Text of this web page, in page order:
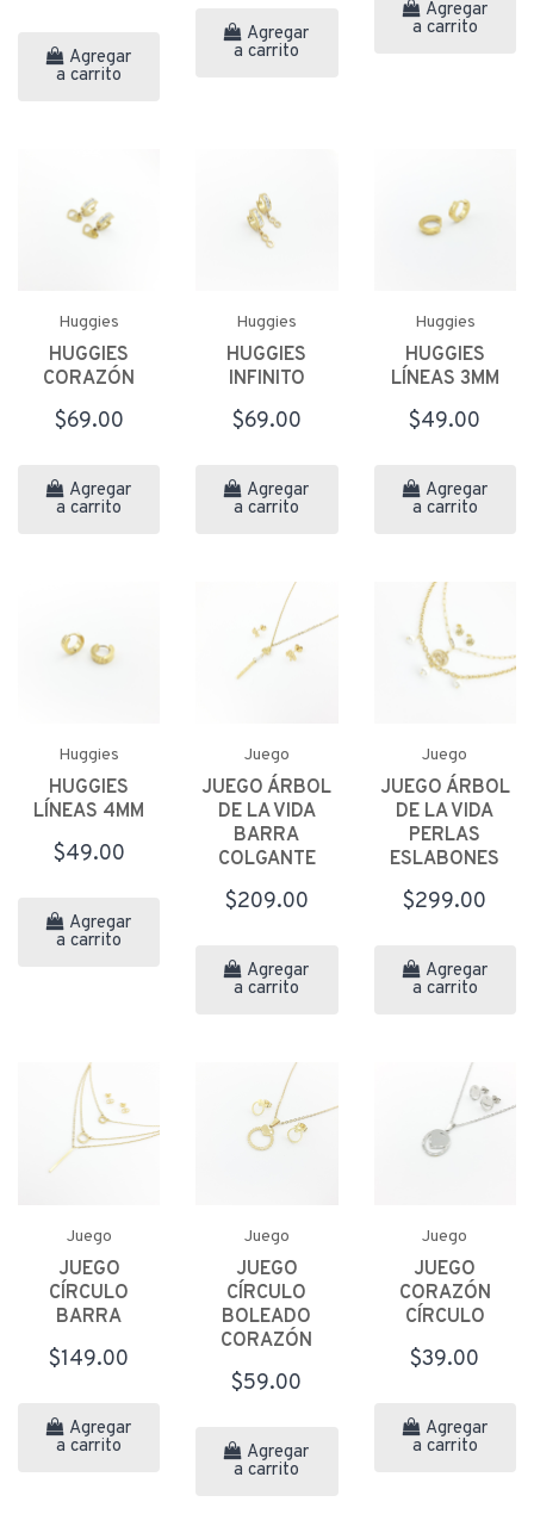
Agregar
a carrito
Agregar
a carrito
Agregar
a carrito
Huggies
HUGGIES
CORAZÓN
$69.00
Agregar
a carrito
Huggies
HUGGIES
INFINITO
$69.00
Agregar
a carrito
Huggies
HUGGIES
LÍNEAS 3MM
$49.00
Agregar
a carrito
Huggies
HUGGIES
LÍNEAS 4MM
$49.00
Agregar
a carrito
Juego
JUEGO ÁRBOL
DE LA VIDA
BARRA
COLGANTE
$209.00
Agregar
a carrito
Juego
JUEGO ÁRBOL
DE LA VIDA
PERLAS
ESLABONES
$299.00
Agregar
a carrito
Juego
JUEGO
CÍRCULO
BARRA
$149.00
Agregar
a carrito
Juego
JUEGO
CÍRCULO
BOLEADO
CORAZÓN
$59.00
Agregar
a carrito
Juego
JUEGO
CORAZÓN
CÍRCULO
$39.00
Agregar
a carrito